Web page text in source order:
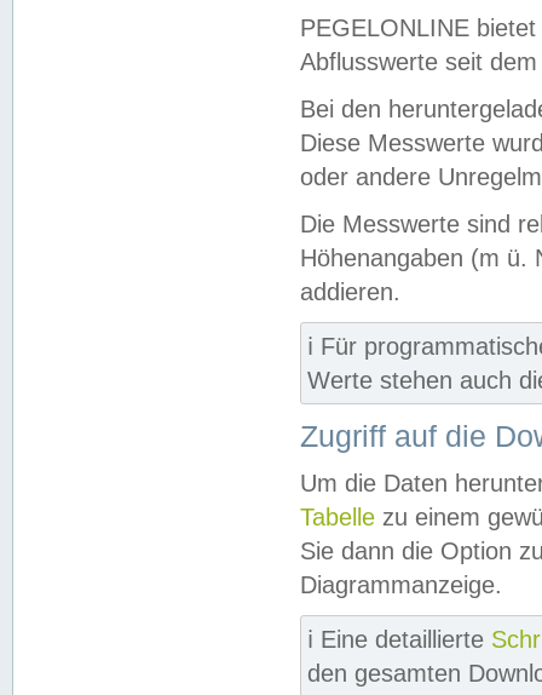
PEGELONLINE
Abflusswerte seit
Bei den
Diese Messwerte
oder andere
Die Messwerte sind
Höhenangaben (m ü.
addieren.
ℹ️ Für
Werte stehen auch
Zugriff auf die
Um die Daten
Tabelle zu einem
Sie dann die Option
Diagrammanzeige.
ℹ️ Eine detaillierte
den gesamten